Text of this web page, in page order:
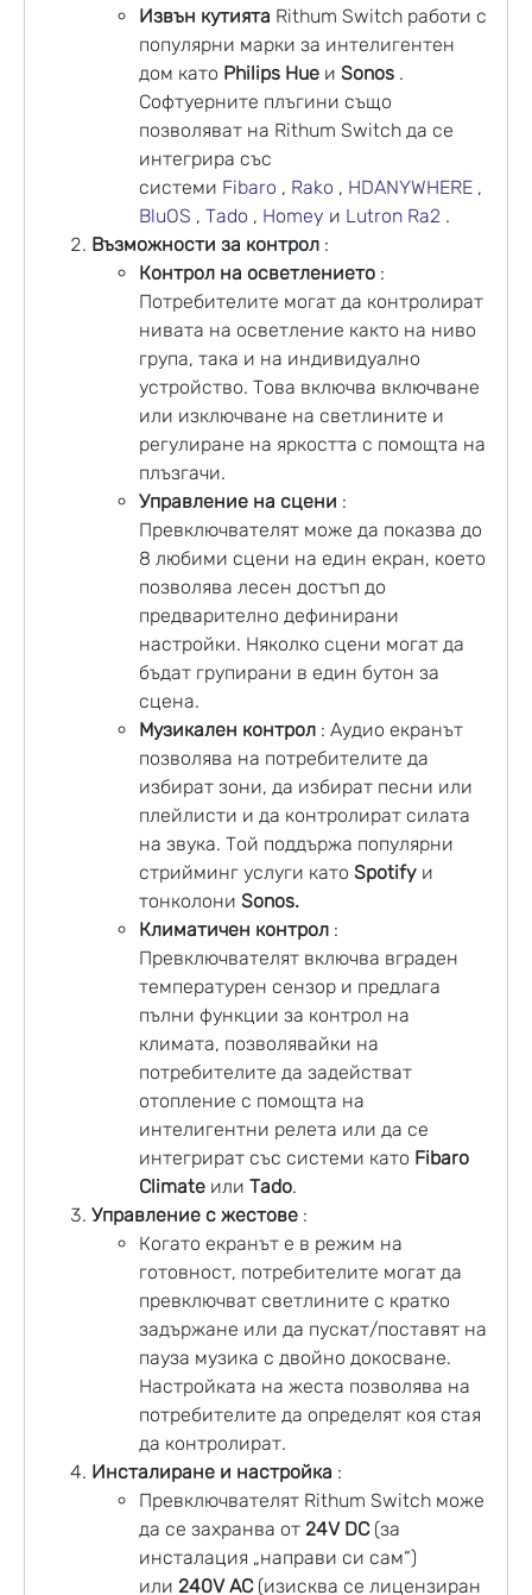
Извън кутията Rithum Switch работи с
популярни марки за интелигентен
дом като Philips Hue и Sonos .
Софтуерните плъгини също
позволяват на Rithum Switch да се
интегрира със
системи Fibaro , Rako , HDANYWHERE ,
BluOS , Tado , Homey и Lutron Ra2 .
Възможности за контрол :
Контрол на осветлението :
Потребителите могат да контролират
нивата на осветление както на ниво
група, така и на индивидуално
устройство. Това включва включване
или изключване на светлините и
регулиране на яркостта с помощта на
плъзгачи.
Управление на сцени :
Превключвателят може да показва до
8 любими сцени на един екран, което
позволява лесен достъп до
предварително дефинирани
настройки. Няколко сцени могат да
бъдат групирани в един бутон за
сцена.
Музикален контрол : Аудио екранът
позволява на потребителите да
избират зони, да избират песни или
плейлисти и да контролират силата
на звука. Той поддържа популярни
стрийминг услуги като Spotify и
тонколони Sonos.
Климатичен контрол :
Превключвателят включва вграден
температурен сензор и предлага
пълни функции за контрол на
климата, позволявайки на
потребителите да задействат
отопление с помощта на
интелигентни релета или да се
интегрират със системи като Fibaro
Climate или Tado.
Управление с жестове :
Когато екранът е в режим на
готовност, потребителите могат да
превключват светлините с кратко
задържане или да пускат/поставят на
пауза музика с двойно докосване.
Настройката на жеста позволява на
потребителите да определят коя стая
да контролират.
Инсталиране и настройка :
Превключвателят Rithum Switch може
да се захранва от 24V DC(за
инсталация „направи си сам“)
или 240V AC(изисква се лицензиран